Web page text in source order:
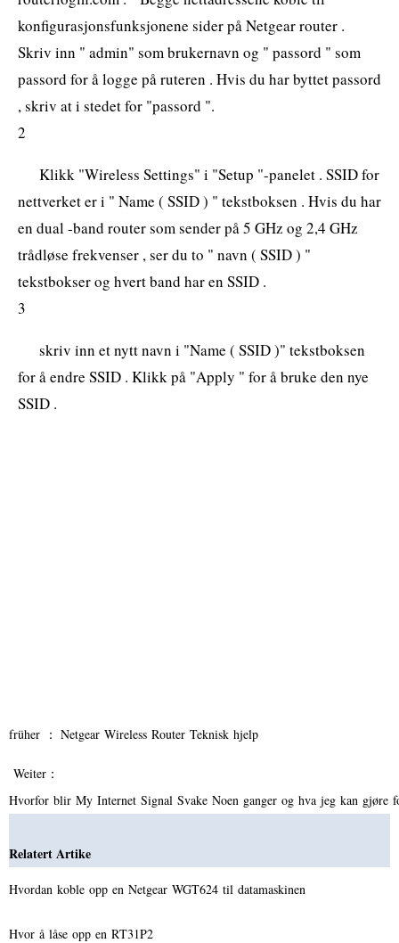
konfigurasjonsfunksjonene sider på Netgear router .
Skriv inn " admin" som brukernavn og " passord " som
passord for å logge på ruteren . Hvis du har byttet passord
, skriv at i stedet for "passord ".
2
Klikk "Wireless Settings" i "Setup "-panelet . SSID for
nettverket er i " Name ( SSID ) " tekstboksen . Hvis du har
en dual -band router som sender på 5 GHz og 2,4 GHz
trådløse frekvenser , ser du to " navn ( SSID ) "
tekstbokser og hvert band har en SSID .
3
skriv inn et nytt navn i "Name ( SSID )" tekstboksen
for å endre SSID . Klikk på "Apply " for å bruke den nye
SSID .
früher ： Netgear Wireless Router Teknisk hjelp
Weiter：
Hvorfor blir My Internet Signal Svake Noen ganger og hva jeg kan gjøre
Relatert Artike
Hvordan koble opp en Netgear WGT624 til datamaskinen
Hvor å låse opp en RT31P2